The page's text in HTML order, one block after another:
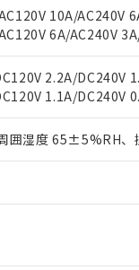
10A/AC240V
6A/AC240V
2.2A/DC240V
1.1A/DC240V
囲湿度 65±5%RH、
機器事業取扱商品
品の中には、本サ
点での実際の在庫お
準価格はお客様のお
さい。
や当社販売拠点は「
結果を当社の事前の
スト作成サービス）
上で当社にご登録さ
以下、 カドミウム
リ臭化ビフェニル類(PBB)
御機器に対する適用除外項
は閾値を超える意図的な使
より、予定月が前後
ード
売部門へお問い合わ
：
、 Cd(カドミウム) :
ポリ臭化ビフェニル類) :
DIBP(フタル酸ジイソブチ
ル)) : 1000ppm
のすべてが基準値以
おいて有害物質が外
のうち、外国為替お
の提供する場合は、
る場合は、完全に破
器、ミサイル、化学
者に販売する場合は
び販売に係わる関係
り
が在庫あり
庫状況については、
売員にご確認くださ
在庫状況の情報を公